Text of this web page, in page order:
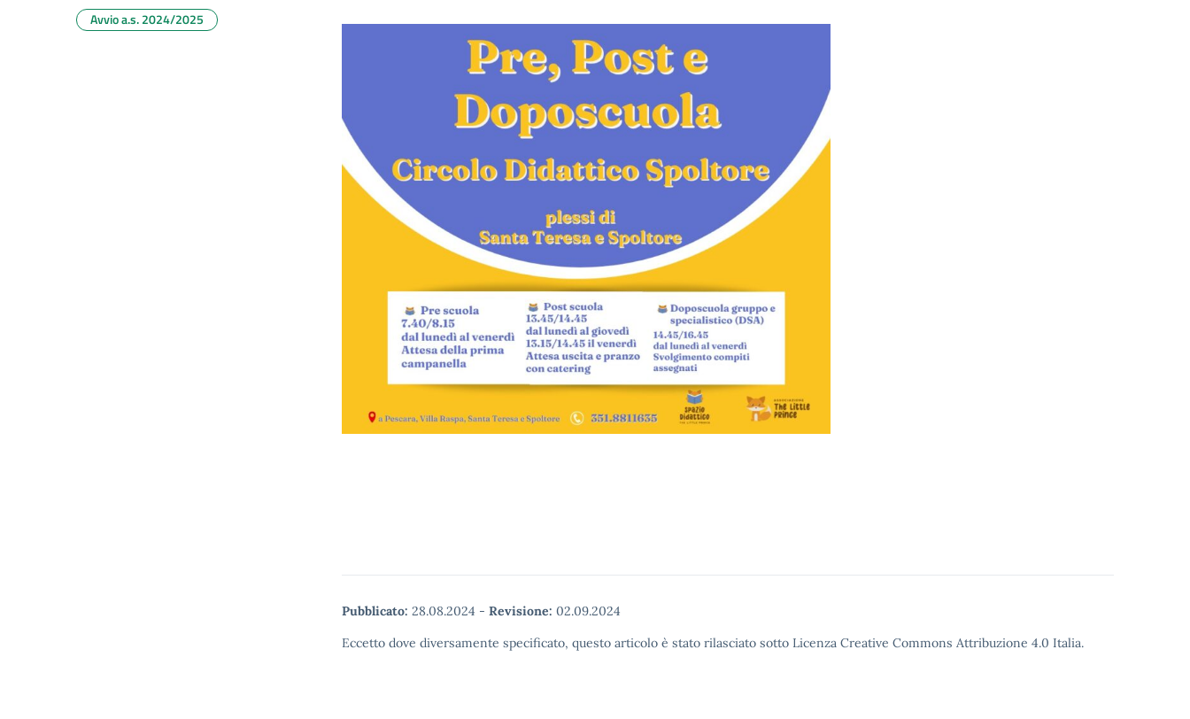
Pubblicato: 28.08.2024 - Revisione: 02.09.2024
Eccetto dove diversamente specificato, questo articolo è stato rilasciato sotto Licenza Creative Commons Attribuzione 4.0 Italia.
Avvio a.s. 2024/2025